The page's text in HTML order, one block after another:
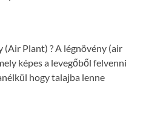
(Air Plant) ? A légnövény (air
képes a levegőből felvenni
hogy talajba lenne